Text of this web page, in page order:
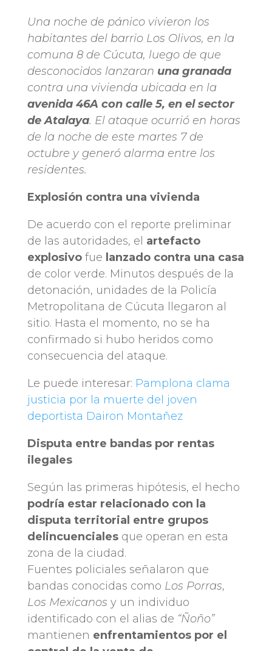
Una noche de pánico vivieron los
habitantes del barrio Los Olivos, en la
comuna 8 de Cúcuta, luego de que
desconocidos lanzaran una granada
contra una vivienda ubicada en la
avenida 46A con calle 5, en el sector
de Atalaya. El ataque ocurrió en horas
de la noche de este martes 7 de
octubre y generó alarma entre los
residentes.
Explosión contra una vivienda
De acuerdo con el reporte preliminar
de las autoridades, el artefacto
explosivofue lanzado contra una casa
de color verde. Minutos después de la
detonación, unidades de la Policía
Metropolitana de Cúcuta llegaron al
sitio. Hasta el momento, no se ha
confirmado si hubo heridos como
consecuencia del ataque.
Le puede interesar: Pamplona clama
justicia por la muerte del joven
deportista Dairon Montañez
Disputa entre bandas por rentas
ilegales
Según las primeras hipótesis, el hecho
podría estar relacionado con la
disputa territorial entre grupos
delincuencialesque operan en esta
zona de la ciudad.
Fuentes policiales señalaron que
bandas conocidas como Los Porras,
Los Mexicanos y un individuo
identificado con el alias de “Ñoño”
mantienen enfrentamientos por el